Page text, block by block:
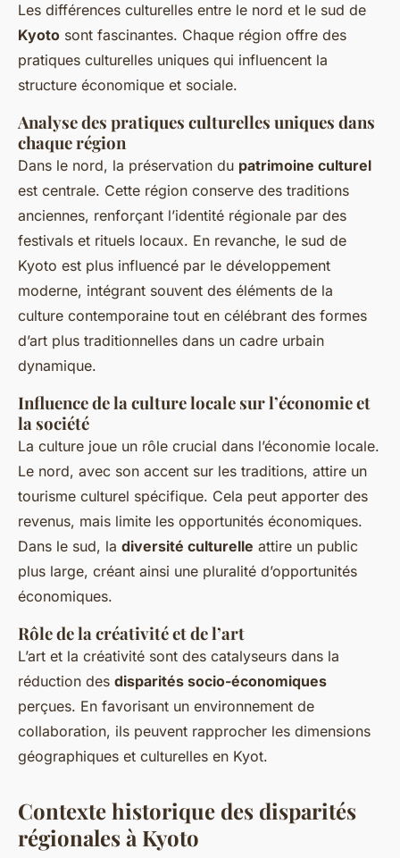
Les différences culturelles entre le nord et le sud de
Kyoto sont fascinantes. Chaque région offre des
pratiques culturelles uniques qui influencent la
structure économique et sociale.
Analyse des pratiques culturelles uniques dans
chaque région
Dans le nord, la préservation du patrimoine culturel
est centrale. Cette région conserve des traditions
anciennes, renforçant l’identité régionale par des
festivals et rituels locaux. En revanche, le sud de
Kyoto est plus influencé par le développement
moderne, intégrant souvent des éléments de la
culture contemporaine tout en célébrant des formes
d’art plus traditionnelles dans un cadre urbain
dynamique.
Influence de la culture locale sur l’économie et
la société
La culture joue un rôle crucial dans l’économie locale.
Le nord, avec son accent sur les traditions, attire un
tourisme culturel spécifique. Cela peut apporter des
revenus, mais limite les opportunités économiques.
Dans le sud, la diversité culturelle attire un public
plus large, créant ainsi une pluralité d’opportunités
économiques.
Rôle de la créativité et de l’art
L’art et la créativité sont des catalyseurs dans la
réduction des disparités socio-économiques
perçues. En favorisant un environnement de
collaboration, ils peuvent rapprocher les dimensions
géographiques et culturelles en Kyot.
Contexte historique des disparités
régionales à Kyoto